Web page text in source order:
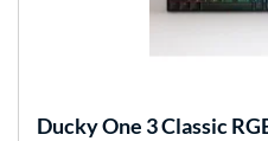
DuckyOne 3 Classic